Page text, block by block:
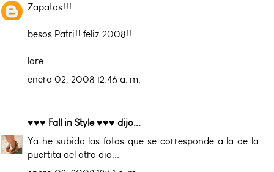
Zapatos!!!
besos Patri!! feliz 2008!!
lore
enero 02, 2008 12:46 a. m.
♥♥♥ Fall in Style ♥♥♥ dijo...
Ya he subido las fotos que se corresponde a la de la
puertita del otro dia...